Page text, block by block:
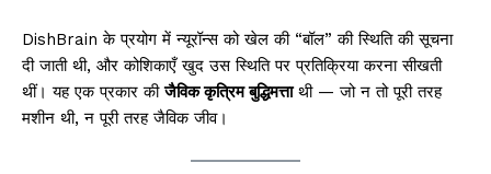
DishBrain के प्रयोग में न्यूरॉन्स को खेल की “बॉल” की स्थिति की सूचना
दी जाती थी, और कोशिकाएँ खुद उस स्थिति पर प्रतिक्रिया करना सीखती
थीं। यह एक प्रकार कीजैविक कृत्रिम बुद्धिमत्ताथी — जो न तो पूरी तरह
मशीन थी, न पूरी तरह जैविक जीव।